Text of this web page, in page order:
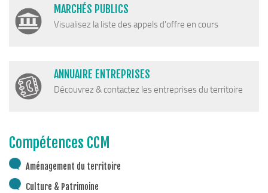
MARCHÉS PUBLICS
Visualisez la liste des appels d'offre en cours
ANNUAIRE ENTREPRISES
Découvrez & contactez les entreprises du territoire
Compétences CCM
Aménagement du territoire
Culture & Patrimoine